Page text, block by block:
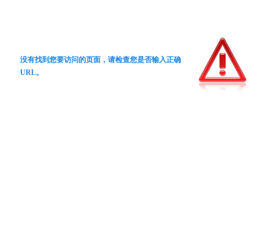
没有找到您要访问的页面，请检查您是否输入正确
URL。